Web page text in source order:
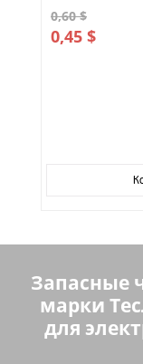
0,60 $
0,45 $
Запасные
марки
для